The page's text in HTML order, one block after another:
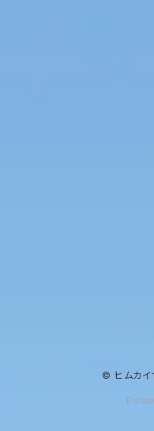
© ヒムカイ